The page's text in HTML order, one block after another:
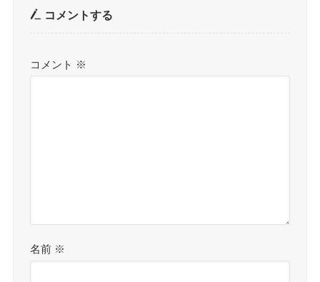
コメントする
コメント ※
名前 ※